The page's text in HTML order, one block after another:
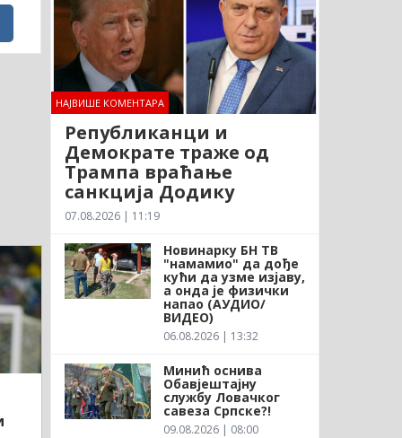
НАЈВИШЕ КОМЕНТАРА
Републиканци и
Демократе траже од
Трампа враћање
санкција Додику
07.08.2026 | 11:19
Новинарку БН ТВ
"намамио" да дође
кући да узме изјаву,
а онда је физички
напао (АУДИО/
ВИДЕО)
06.08.2026 | 13:32
Минић оснива
Обавјештајну
службу Ловачког
савеза Српске?!
09.08.2026 | 08:00